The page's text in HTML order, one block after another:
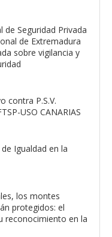
de Seguridad Privada
de Extremadura
sobre vigilancia y
contra P.S.V.
USO CANARIAS
Igualdad en la
los montes
protegidos: el
reconocimiento en la